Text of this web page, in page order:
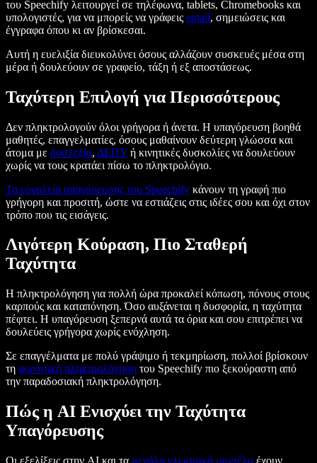
του Speechify λειτουργεί σε τηλέφωνα, tablets, Chromebooks και
υπολογιστές, για να μπορείς να γράφεις email, σημειώσεις και
έγγραφα όπου κι αν βρίσκεσαι.
Αυτή η ευελιξία διευκολύνει όσους αλλάζουν συσκευές μέσα στη
μέρα ή δουλεύουν σε γραφείο, τάξη ή εξ αποστάσεως.
Ταχύτερη Επιλογή για Περισσότερους
Δεν πληκτρολογούν όλοι γρήγορα ή άνετα. Η υπαγόρευση βοηθά
μαθητές, επαγγελματίες, όσους μαθαίνουν δεύτερη γλώσσα και
άτομα με δυσλεξία, ΔΕΠΥ ή κινητικές δυσκολίες να δουλεύουν
χωρίς να τους κρατάει πίσω το πληκτρολόγιο.
Τα εργαλεία υπαγόρευσης του Speechify κάνουν τη γραφή πιο
γρήγορη και προσιτή, ώστε να εστιάζεις στις ιδέες σου και όχι στον
τρόπο που τις εισάγεις.
Λιγότερη Κούραση, Πιο Σταθερή
Ταχύτητα
Η πληκτρολόγηση για πολλή ώρα προκαλεί κόπωση, πόνους στους
καρπούς και καταπόνηση. Όσο αυξάνεται η δυσφορία, η ταχύτητα
πέφτει. Η υπαγόρευση ξεπερνά αυτά τα όρια και σου επιτρέπει να
δουλεύεις γρήγορα χωρίς ενόχληση.
Σε επαγγέλματα με πολύ γράψιμο ή τεκμηρίωση, πολλοί βρίσκουν
τη φωνητική πληκτρολόγηση του Speechify πιο ξεκούραστη από
την παραδοσιακή πληκτρολόγηση.
Πώς η AI Ενισχύει την Ταχύτητα
Υπαγόρευσης